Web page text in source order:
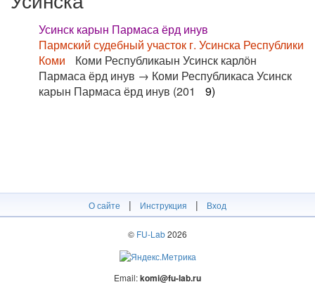
Усинск карын Пармаса ёрд инув
Пармский судебный участок г. Усинска Республики
Коми
Коми Республикаын Усинск карлӧн
Пармаса ёрд инув → Коми Республикаса Усинск
карын Пармаса ёрд инув (201
9)
О сайте | Инструкция | Вход
© FU-Lab2026
Email:komi@fu-lab.ru